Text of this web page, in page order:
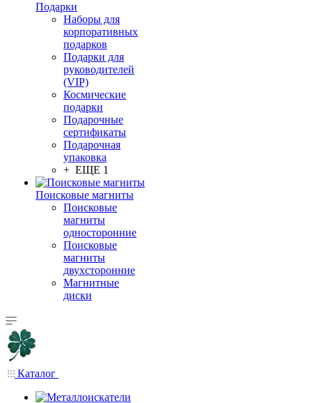
Подарки
Наборы для
корпоративных
подарков
Подарки для
руководителей
(VIP)
Космические
подарки
Подарочные
сертификаты
Подарочная
упаковка
+ ЕЩЕ 1
Поисковые магниты
Поисковые
магниты
односторонние
Поисковые
магниты
двухсторонние
Магнитные
диски
Каталог